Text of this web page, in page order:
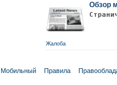
Обзор
Жалоба
Мобильный Правила